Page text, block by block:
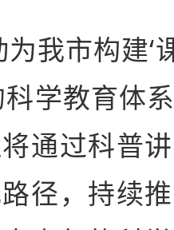
为我市构建‘
科学教育体
通过科普
径，持续